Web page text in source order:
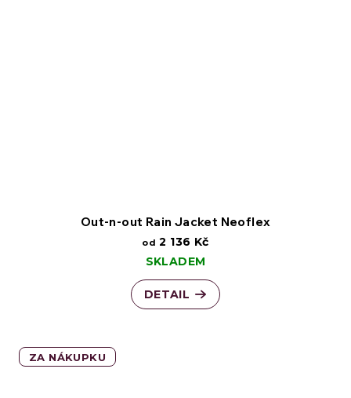
Out-n-out Rain Jacket Neoflex
od 2 136 Kč
SKLADEM
DETAIL
ZA NÁKUPKU